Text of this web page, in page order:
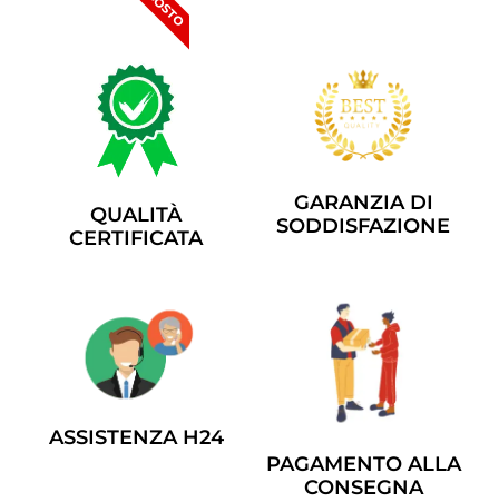
QUALITÀ
CERTIFICATA
GARANZIA DI
SODDISFAZIONE
ASSISTENZA H24
PAGAMENTO ALLA
CONSEGNA